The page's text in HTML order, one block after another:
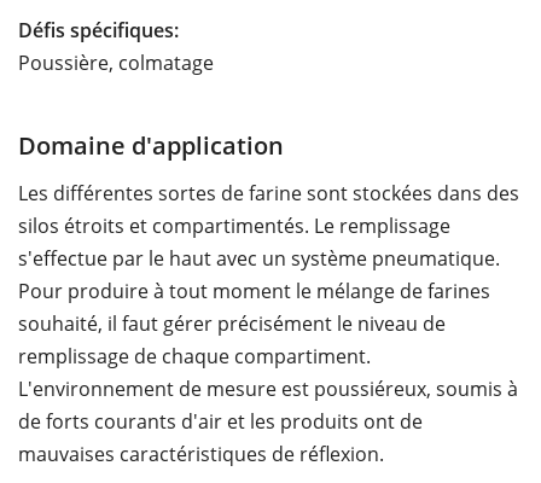
Défis spécifiques:
Poussière, colmatage
Domaine d'application
Les différentes sortes de farine sont stockées dans des
silos étroits et compartimentés. Le remplissage
s'effectue par le haut avec un système pneumatique.
Pour produire à tout moment le mélange de farines
souhaité, il faut gérer précisément le niveau de
remplissage de chaque compartiment.
L'environnement de mesure est poussiéreux, soumis à
de forts courants d'air et les produits ont de
mauvaises caractéristiques de réflexion.